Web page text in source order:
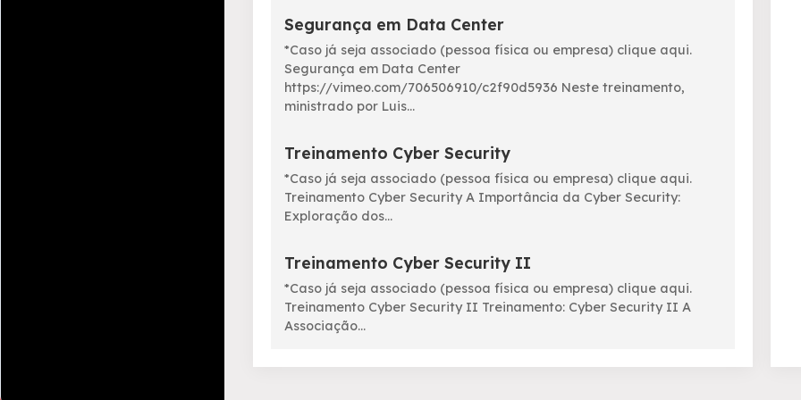
Segurança em Data Center
*Caso já seja associado (pessoa física ou empresa) clique aqui.
Segurança em Data Center
https://vimeo.com/706506910/c2f90d5936 Neste treinamento,
ministrado por Luis...
Treinamento Cyber Security
*Caso já seja associado (pessoa física ou empresa) clique aqui.
Treinamento Cyber Security A Importância da Cyber Security:
Exploração dos...
Treinamento Cyber Security II
*Caso já seja associado (pessoa física ou empresa) clique aqui.
Treinamento Cyber Security II Treinamento: Cyber Security II A
Associação...